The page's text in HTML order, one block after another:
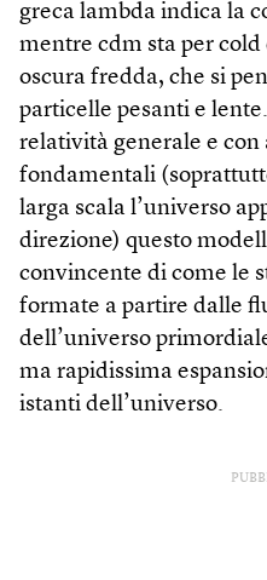
greca lambda indica la
mentre cdm sta per
oscura fredda, che si
particelle pesanti e
relatività generale e con
fondamentali
larga scala l’universo
direzione) questo
convincente di come le
formate a partire dalle
dell’universo
ma rapidissima
istanti dell’universo.